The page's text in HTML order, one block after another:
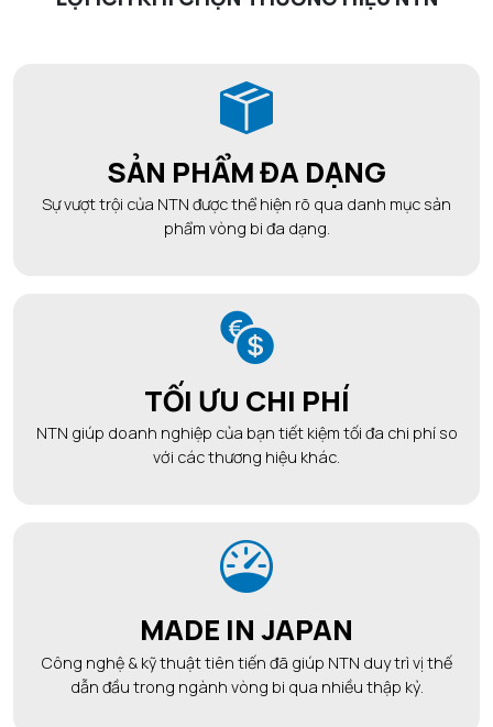
SẢN PHẨM ĐA DẠNG
Sự vượt trội của NTN được thể hiện rõ qua danh mục sản
phẩm vòng bi đa dạng.
TỐI ƯU CHI PHÍ
NTN giúp doanh nghiệp của bạn tiết kiệm tối đa chi phí so
với các thương hiệu khác.
MADE IN JAPAN
Công nghệ & kỹ thuật tiên tiến đã giúp NTN duy trì vị thế
dẫn đầu trong ngành vòng bi qua nhiều thập kỷ.